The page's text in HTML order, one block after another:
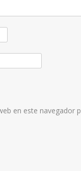
en este navegador